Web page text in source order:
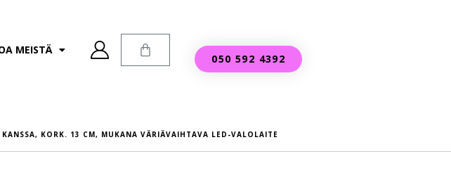
MEISTÄ
050 592 4392
KORK. 13 CM, MUKANA VÄRIÄVAIHTAVA LED-VALOLAITE